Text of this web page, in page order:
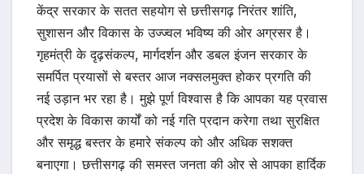
केंद्र सरकार के सतत सहयोग से छत्तीसगढ़ निरंतर शांति,
सुशासन और विकास के उज्ज्वल भविष्य की ओर अग्रसर है।
गृहमंत्री के दृढ़संकल्प, मार्गदर्शन और डबल इंजन सरकार के
समर्पित प्रयासों से बस्तर आज नक्सलमुक्त होकर प्रगति की
नई उड़ान भर रहा है। मुझे पूर्ण विश्वास है कि आपका यह प्रवास
प्रदेश के विकास कार्यों को नई गति प्रदान करेगा तथा सुरक्षित
और समृद्ध बस्तर के हमारे संकल्प को और अधिक सशक्त
बनाएगा। छत्तीसगढ़ की समस्त जनता की ओर से आपका हार्दिक